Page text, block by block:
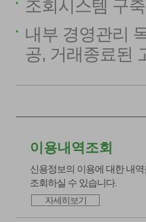
조회시스템 구
내부 경영관리
공, 거래종료된
이용내역조회
신용정보의 이용에 대한 내역
조회하실 수 있습니다.
자세히보기